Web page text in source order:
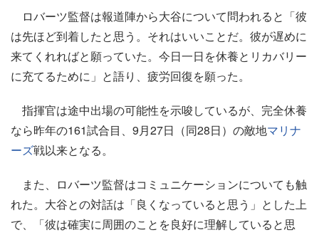
ロバーツ監督は報道陣から大谷について問われると「彼
は先ほど到着したと思う。それはいいことだ。彼が遅めに
来てくれればと願っていた。今日一日を休養とリカバリー
に充てるために」と語り、疲労回復を願った。
指揮官は途中出場の可能性を示唆しているが、完全休養
なら昨年の161試合目、9月27日（同28日）の敵地マリナ
ーズ戦以来となる。
また、ロバーツ監督はコミュニケーションについても触
れた。大谷との対話は「良くなっていると思う」とした上
で、「彼は確実に周囲のことを良好に理解していると思